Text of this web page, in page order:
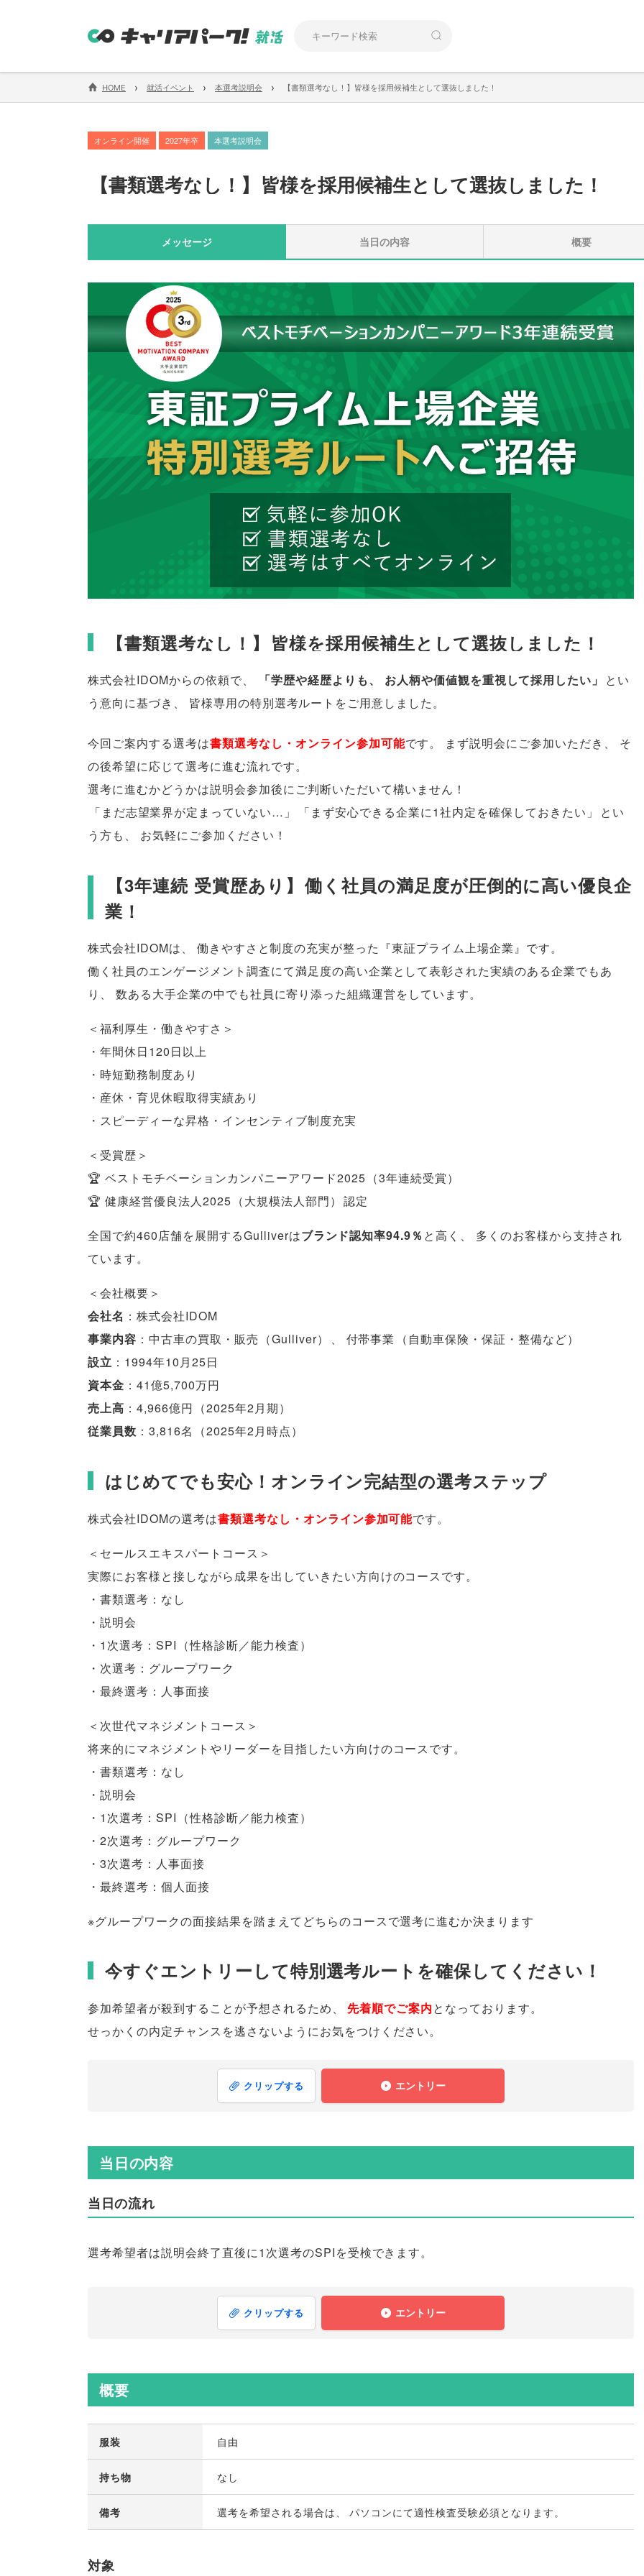
HOME › 就活イベント › 本選考説明会 › 【書類選考なし！】皆様を採用候補生として選抜しました！
オンライン開催 2027年卒 本選考説明会
【書類選考なし！ 】 皆様を採用候補生として選抜しました！
メッセージ 当日の内容 概要
【書類選考なし！ 】 皆様を採用候補生として選抜しました！
株式会社IDOMからの依頼で、 「学歴や経歴よりも、 お人柄や価値観を重視して採用したい 」
とい
う意向に基づき 、 皆様専用の特別選考ルートをご用意しました。
今回ご案内する選考は書類選考なし・オンライン参加可能です。 まず説明会にご参加いただき 、
そ
の後希望に応じて選考に進む流れです。
選考に進むかどうかは説明会参加後にご判断いただいて構いません！
「 まだ志望業界が定まっていない… 」 「 まず安心できる企業に1社内定を確保しておきたい 」
とい
う方も 、 お気軽にご参加ください！
【3年連続 受賞歴あり 】 働く社員の満足度が圧倒的に高い優良企
業！
株式会社IDOMは、 働きやすさと制度の充実が整った『東証プライム上場企業』です。
働く社員のエンゲージメント調査にて満足度の高い企業として表彰された実績のある企業でもあ
り 、 数ある大手企業の中でも社員に寄り添った組織運営をしています。
＜福利厚生・働きやすさ＞
・年間休日120日以上
・時短勤務制度あり
・産休・育児休暇取得実績あり
・スピーディーな昇格・インセンティブ制度充実
＜受賞歴＞
🏆 ベストモチベーションカンパニーアワード2025 （3年連続受賞）
🏆 健康経営優良法人2025 （大規模法人部門） 認定
全国で約460店舗を展開するGulliverはブランド認知率94.9％ と高く 、
多くのお客様から支持され
ています。
＜会社概要＞
会社名 ：株式会社IDOM
事業内容 ：中古車の買取・販売 （Gulliver） 、 付帯事業 （ 自動車保険・保証・整備など）
設立 ：1994年10月25日
資本金 ：41億5,700万円
売上高 ：4,966億円 （2025年2月期）
従業員数 ：3,816名 （2025年2月時点）
はじめてでも安心！オンライン完結型の選考ステップ
株式会社IDOMの選考は書類選考なし・オンライン参加可能です。
＜セールスエキスパートコース＞
実際にお客様と接しながら成果を出していきたい方向けのコースです。
・書類選考：なし
・説明会
・1次選考：SPI （性格診断／能力検査）
・次選考：グループワーク
・最終選考：人事面接
＜次世代マネジメントコース＞
将来的にマネジメントやリーダーを目指したい方向けのコースです。
・書類選考：なし
・説明会
・1次選考：SPI （性格診断／能力検査）
・2次選考：グループワーク
・3次選考：人事面接
・最終選考：個人面接
※グループワークの面接結果を踏まえてどちらのコースで選考に進むか決まります
今すぐエントリーして特別選考ルートを確保してください！
参加希望者が殺到することが予想されるため、 先着順でご案内となっております。
せっかくの内定チャンスを逃さないようにお気をつけください。
クリップする エントリー
当日の内容
当日の流れ
選考希望者は説明会終了直後に1次選考のSPIを受検できます。
クリップする エントリー
概要
服装 自由
持ち物 なし
備考 選考を希望される場合は パソコンにて適性検査受験必須となります 。
対象